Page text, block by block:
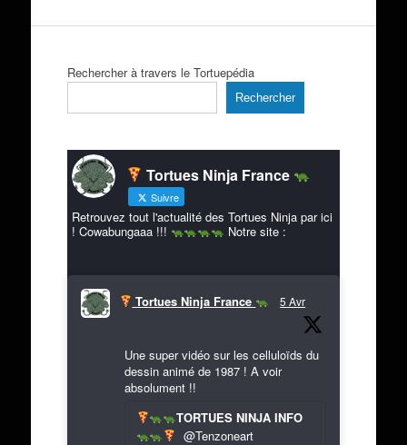
Rechercher à travers le Tortuepédia
Rechercher
Tortues Ninja France
Suivre
Retrouvez tout l'actualité des Tortues Ninja par ici
! Cowabungaaa !!!
Notre site :
Tortues Ninja France 5 Avr
Une super vidéo sur les celluloïds du
dessin animé de 1987 ! A voir
absolument !!
TORTUES NINJA INFO
@Tenzoneart